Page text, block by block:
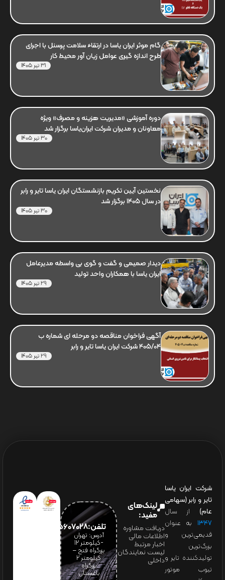
گام موثر ایران یاسا در ارتقاء سلامت پرسنل با اجرای
طرح اندازه گیری عوامل زیان آور محیط کار
31 تیر 1405
دوره آموزشی «مدیریت هزینه و مصرف» ویژه
معاونان و مدیران شرکت ایران‌یاسا برگزار شد
30 تیر 1405
نخستین آیین تکریم بازنشستگان ایران یاسا تایر و رابر
در سال 1405 برگزار شد
30 تیر 1405
دیدار صمیمی و گفت و گوی بی واسطه مدیرعامل
ایران یاسا با همکاران واحد تولید
29 تیر 1405
آگهی فراخوان مناقصه دو مرحله ای شماره ب
405/04 شرکت ایران یاسا تایر و رابر
29 تیر 1405
شرکت ایران یاسا
تایر و رابر (سهامی
عام) از سال
۱۳۴۷ به عنوان
قدیمی‌ترین و
بزرگ‌ترین
تولیدکننده تایر و
تیوب موتور
لینک‌های
مفید:
دریافت مشاوره
اطلاعات مالی
اخبار مرتبط
لیست نمایندگان
داخلی
تلفن:65607028(021)
آدرس: تهران
-کیلومتر 12
بزرگراه فتح –
کیلومتر ۲
بزرگراه
باغستان